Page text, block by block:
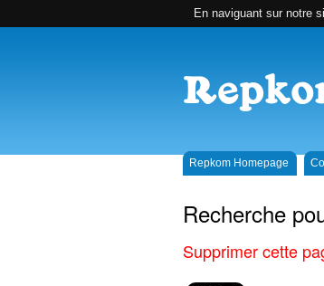
En naviguant sur notre
Repkom Homepage
Recherche
Supprimer cette